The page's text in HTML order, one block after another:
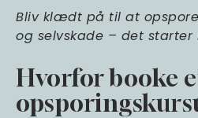
Bliv klædt på til at
og selvskade – det starter
Hvorfor booke